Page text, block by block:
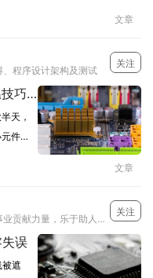
把
的助
文章
程序设计架构及测试
关注
热风枪吹不动芯片还怕烫坏？控温技巧避坑
天，
件直
又不
台调
文章
深度武装自己的大脑，为EDA设计事业贡献力量，乐于助人，想要多学习电子设计技术的可以关注我~
关注
误
遮